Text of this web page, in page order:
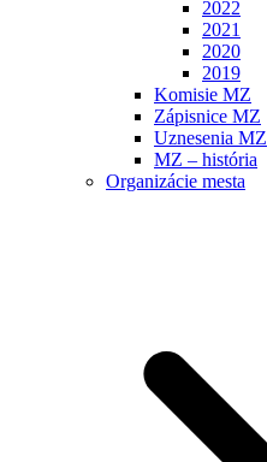
2022
2021
2020
2019
Komisie MZ
Zápisnice MZ
Uznesenia MZ
MZ – história
Organizácie mesta